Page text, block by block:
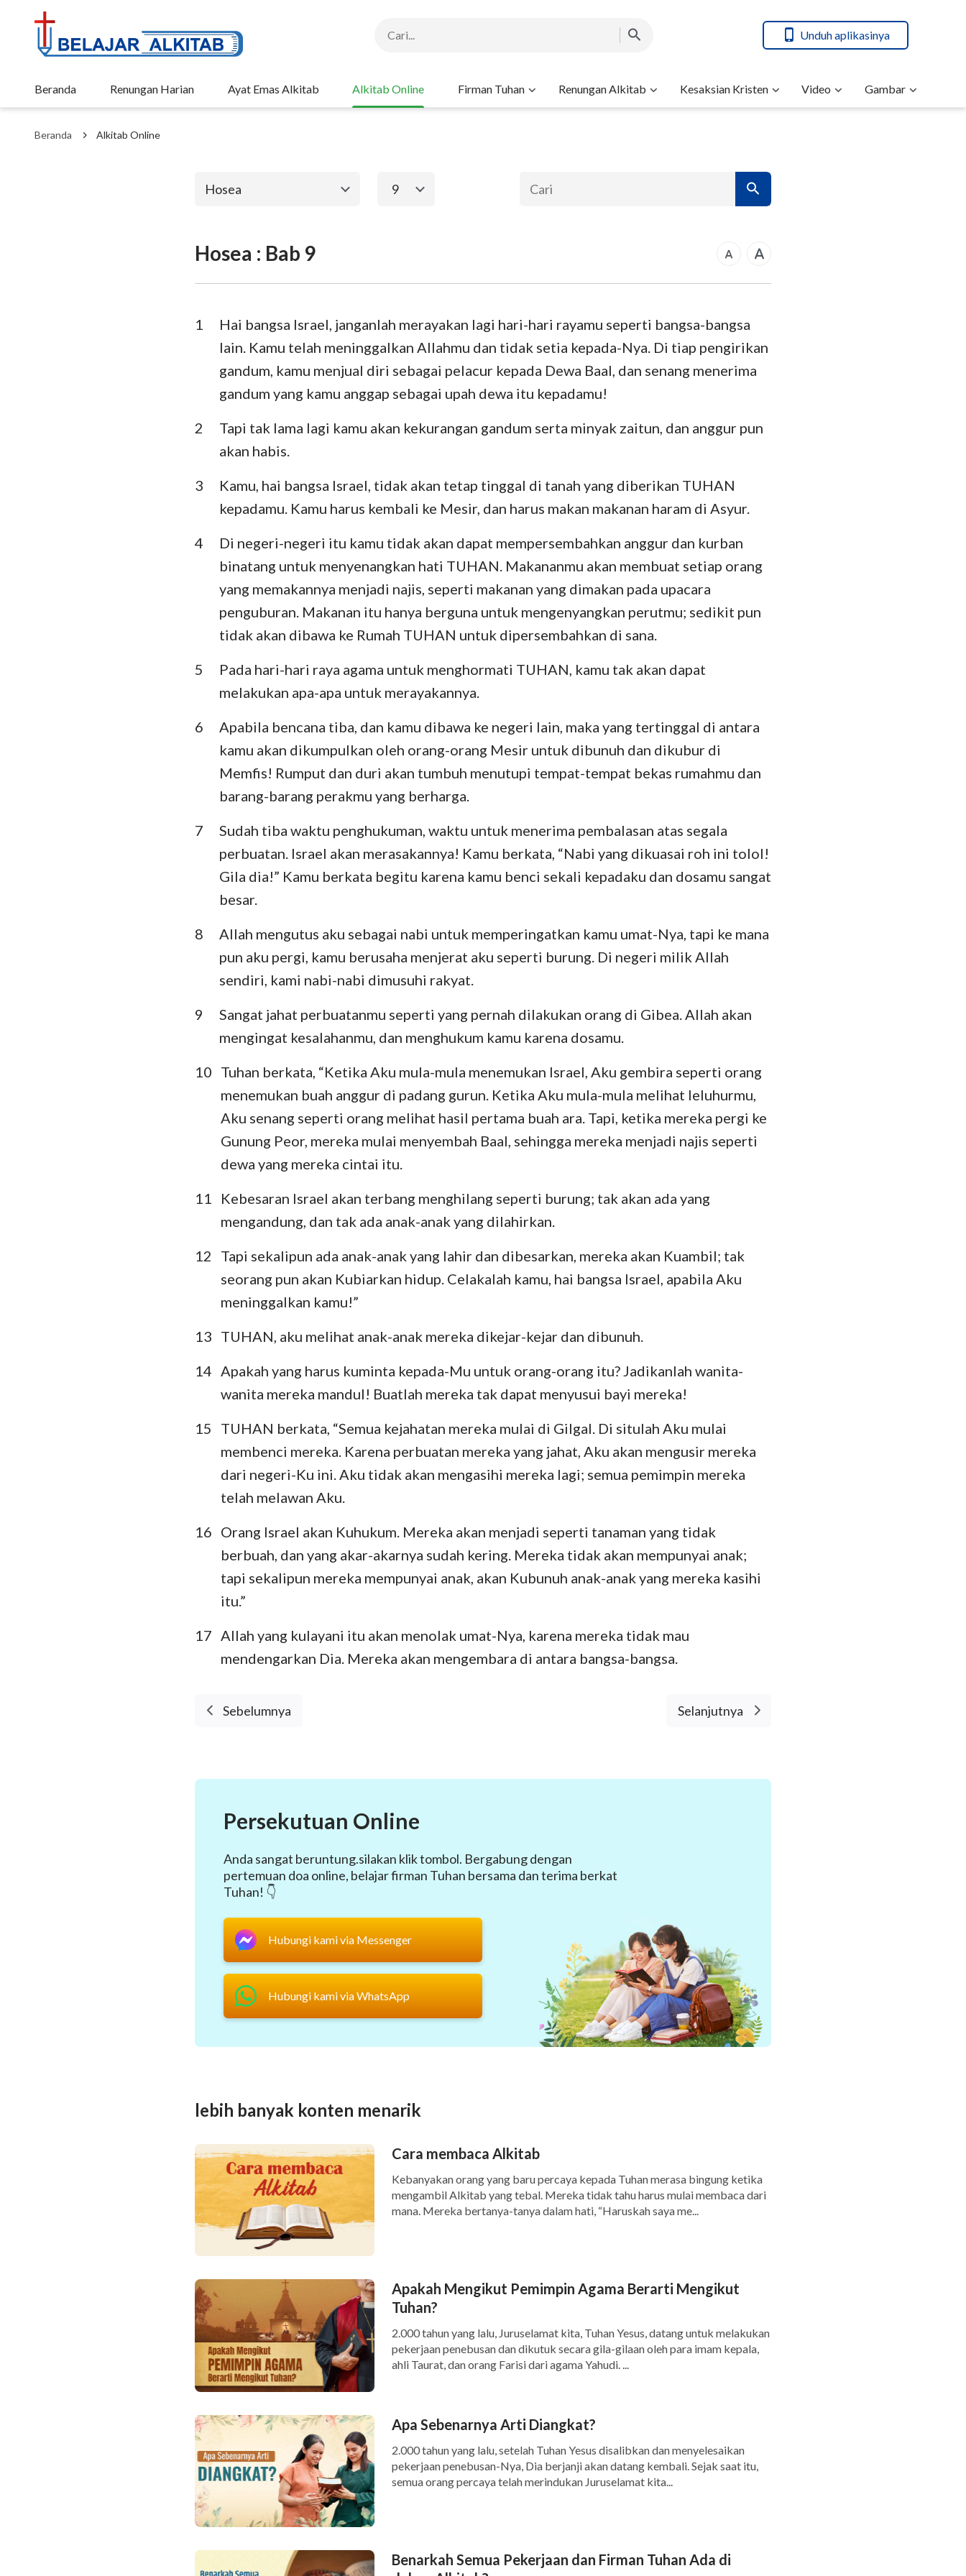
Unduh aplikasinya
Beranda Renungan Harian Ayat Emas Alkitab Alkitab Online Firman Tuhan Renungan Alkitab Kesaksian Kristen Video Gambar
Beranda Alkitab Online
Hosea
Perjanjian Lama
Imamat Bilangan
Ulangan Yosua
Hakim-Hakim
I Raja-Raja
I Tawarikh II Tawarikh
Ezra Nehemia
Ester Ayub
Mazmur Amsal
Pengkhotbah Kidung Agung
Yesaya Yeremia
Ratapan Yehezkiel
Daniel Hosea
Yoel Amos
Obaja Yunus
Mikha Nahum
Habakuk Zefanya
Hagai Zakharia
Maleakhi
Lukas Yohanes
Kisah Roma
I Korintus
I Tesalonika II Tesalonika
I Timotius II Timotius
Titus Filemon
Ibrani Yakobus
I Petrus II Petrus
I Yohanes II Yohanes
III Yohanes Yudas
9
Hosea : Bab 9
1
Hai bangsa Israel, janganlah merayakan lagi hari-hari rayamu seperti bangsa-bangsa
lain. Kamu telah meninggalkan Allahmu dan tidak setia kepada-Nya. Di tiap pengirikan
gandum, kamu menjual diri sebagai pelacur kepada Dewa Baal, dan senang menerima
gandum yang kamu anggap sebagai upah dewa itu kepadamu!
2
Tapi tak lama lagi kamu akan kekurangan gandum serta minyak zaitun, dan anggur pun
akan habis.
3
Kamu, hai bangsa Israel, tidak akan tetap tinggal di tanah yang diberikan TUHAN
kepadamu. Kamu harus kembali ke Mesir, dan harus makan makanan haram di Asyur.
4
Di negeri-negeri itu kamu tidak akan dapat mempersembahkan anggur dan kurban
binatang untuk menyenangkan hati TUHAN. Makananmu akan membuat setiap orang
yang memakannya menjadi najis, seperti makanan yang dimakan pada upacara
penguburan. Makanan itu hanya berguna untuk mengenyangkan perutmu; sedikit pun
tidak akan dibawa ke Rumah TUHAN untuk dipersembahkan di sana.
5
Pada hari-hari raya agama untuk menghormati TUHAN, kamu tak akan dapat
melakukan apa-apa untuk merayakannya.
6
Apabila bencana tiba, dan kamu dibawa ke negeri lain, maka yang tertinggal di antara
kamu akan dikumpulkan oleh orang-orang Mesir untuk dibunuh dan dikubur di
Memfis! Rumput dan duri akan tumbuh menutupi tempat-tempat bekas rumahmu dan
barang-barang perakmu yang berharga.
7
Sudah tiba waktu penghukuman, waktu untuk menerima pembalasan atas segala
perbuatan. Israel akan merasakannya! Kamu berkata, “Nabi yang dikuasai roh ini tolol!
Gila dia!” Kamu berkata begitu karena kamu benci sekali kepadaku dan dosamu sangat
besar.
8
Allah mengutus aku sebagai nabi untuk memperingatkan kamu umat-Nya, tapi ke mana
pun aku pergi, kamu berusaha menjerat aku seperti burung. Di negeri milik Allah
sendiri, kami nabi-nabi dimusuhi rakyat.
9
Sangat jahat perbuatanmu seperti yang pernah dilakukan orang di Gibea. Allah akan
mengingat kesalahanmu, dan menghukum kamu karena dosamu.
10 Tuhan berkata, “Ketika Aku mula-mula menemukan Israel, Aku gembira seperti orang
menemukan buah anggur di padang gurun. Ketika Aku mula-mula melihat leluhurmu,
Aku senang seperti orang melihat hasil pertama buah ara. Tapi, ketika mereka pergi ke
Gunung Peor, mereka mulai menyembah Baal, sehingga mereka menjadi najis seperti
dewa yang mereka cintai itu.
11
Kebesaran Israel akan terbang menghilang seperti burung; tak akan ada yang
mengandung, dan tak ada anak-anak yang dilahirkan.
12
Tapi sekalipun ada anak-anak yang lahir dan dibesarkan, mereka akan Kuambil; tak
seorang pun akan Kubiarkan hidup. Celakalah kamu, hai bangsa Israel, apabila Aku
meninggalkan kamu!”
13 TUHAN, aku melihat anak-anak mereka dikejar-kejar dan dibunuh.
14 Apakah yang harus kuminta kepada-Mu untuk orang-orang itu? Jadikanlah wanita-
wanita mereka mandul! Buatlah mereka tak dapat menyusui bayi mereka!
15
TUHAN berkata, “Semua kejahatan mereka mulai di Gilgal. Di situlah Aku mulai
membenci mereka. Karena perbuatan mereka yang jahat, Aku akan mengusir mereka
dari negeri-Ku ini. Aku tidak akan mengasihi mereka lagi; semua pemimpin mereka
telah melawan Aku.
16 Orang Israel akan Kuhukum. Mereka akan menjadi seperti tanaman yang tidak
berbuah, dan yang akar-akarnya sudah kering. Mereka tidak akan mempunyai anak;
tapi sekalipun mereka mempunyai anak, akan Kubunuh anak-anak yang mereka kasihi
itu.”
17 Allah yang kulayani itu akan menolak umat-Nya, karena mereka tidak mau
mendengarkan Dia. Mereka akan mengembara di antara bangsa-bangsa.
Sebelumnya Selanjutnya
Persekutuan Online
Anda sangat beruntung.silakan klik tombol. Bergabung dengan
pertemuan doa online, belajar firman Tuhan bersama dan terima berkat
Tuhan! 👇
Hubungi kami via Messenger
Hubungi kami via WhatsApp
lebih banyak konten menarik
Cara membaca Alkitab
Kebanyakan orang yang baru percaya kepada Tuhan merasa bingung ketika
mengambil Alkitab yang tebal. Mereka tidak tahu harus mulai membaca dari
mana. Mereka bertanya-tanya dalam hati, “Haruskah saya me...
Apakah Mengikut Pemimpin Agama Berarti Mengikut
Tuhan?
2.000 tahun yang lalu, Juruselamat kita, Tuhan Yesus, datang untuk melakukan
pekerjaan penebusan dan dikutuk secara gila-gilaan oleh para imam kepala,
ahli Taurat, dan orang Farisi dari agama Yahudi. ...
Apa Sebenarnya Arti Diangkat?
2.000 tahun yang lalu, setelah Tuhan Yesus disalibkan dan menyelesaikan
pekerjaan penebusan-Nya, Dia berjanji akan datang kembali. Sejak saat itu,
semua orang percaya telah merindukan Juruselamat kita...
Benarkah Semua Pekerjaan dan Firman Tuhan Ada di